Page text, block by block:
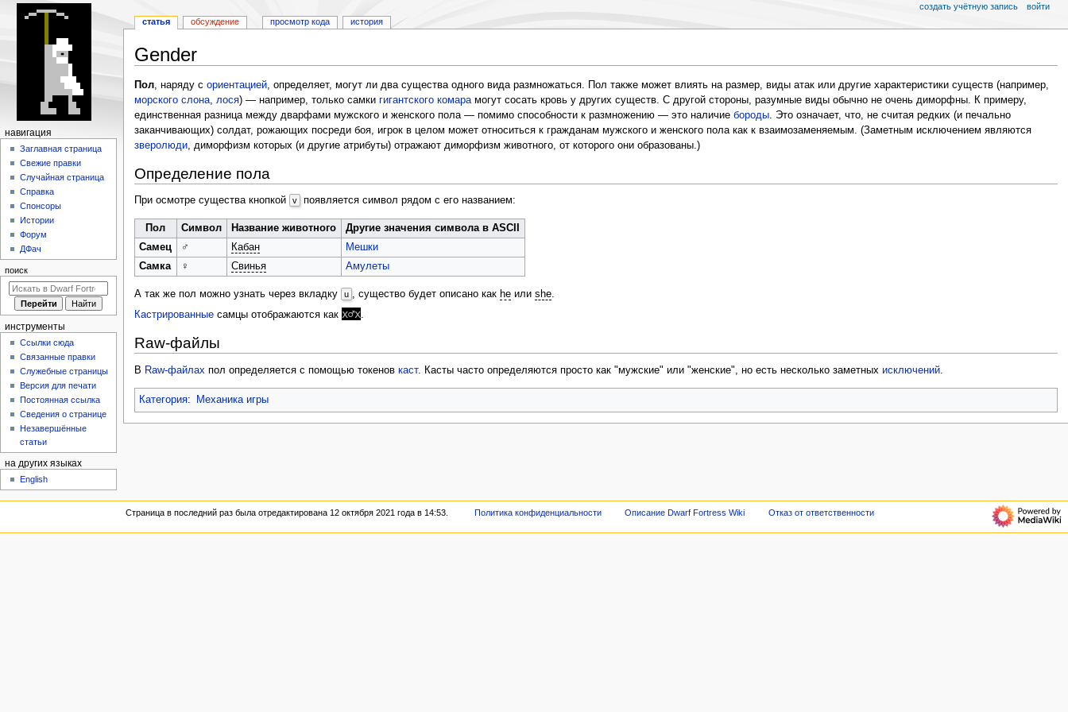
Gender
Перейти
к
навигации
Перейти
к
поиску
Пол, наряду с ориентацией, определяет, могут ли два существа одного вида размножаться. Пол также может влиять на размер, виды атак или другие характеристики существ (например,
морского слона, лося) — например, только самки гигантского комарамогут сосать кровь у других существ. С другой стороны, разумные виды обычно не очень диморфны. К примеру,
единственная разница между дварфами мужского и женского пола — помимо способности к размножению — это наличие бороды. Это означает, что, не считая редких (и печально
заканчивающих) солдат, рожающих посреди боя, игрок в целом может относиться к гражданам мужского и женского пола как к взаимозаменяемым. (Заметным исключением являются
зверолюди, диморфизм которых (и другие атрибуты) отражают диморфизм животного, от которого они образованы.)
Определение пола
При осмотре существа кнопкой v появляется символ рядом с его названием:
Пол Символ Название животного
Другие значения символа в ASCII
Самец
♂ Кабан
Мешки
Самка
♀ Свинья Амулеты
А так же пол можно узнать через вкладку u , существо будет описано как he илиshe
Кастрированныесамцы отображаются как x♂x.
Raw-файлы
В Raw-файлах пол определяется с помощью токенов каст. Касты часто определяются просто как "мужские" или "женские", но есть несколько заметных исключений.
Категория: Механика игры
Н
и
я
статья обсуждение просмотр кода история
создать учётную запись войти
навигация
Заглавная страница
Свежие правки
Случайная страница
Справка
Спонсоры
Истории
Форум
ДФач
поиск
инструменты
Ссылки сюда
Связанные правки
Служебные страницы
Версия для печати
Постоянная ссылка
Сведения о странице
Незавершённые
статьи
на других языках
English
Страница в последний раз была отредактирована 12 октября 2021 года в 14:53. Политика конфиденциальности Описание Dwarf Fortress Wiki Отказ от ответственности